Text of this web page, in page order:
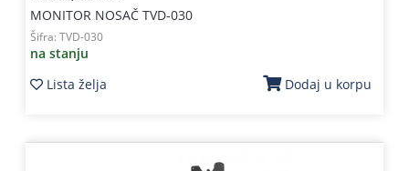
MONITOR NOSAČ TVD-030
Šifra: TVD-030
na stanju
Lista želja
Dodaj u korpu